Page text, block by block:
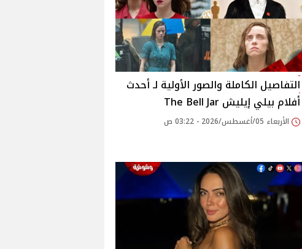
التفاصيل الكاملة والصور الأولية لـ أحدث
أفلام بيلي إيليش The Bell Jar
الأربعاء 05/أغسطس/2026 - 03:22 ص